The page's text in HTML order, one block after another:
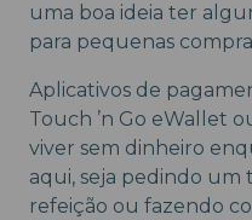
uma boa ideia ter
para pequenas
Aplicativos de
Touch ’n Go eWallet
viver sem dinheiro
aqui, seja pedindo um
refeição ou fazendo